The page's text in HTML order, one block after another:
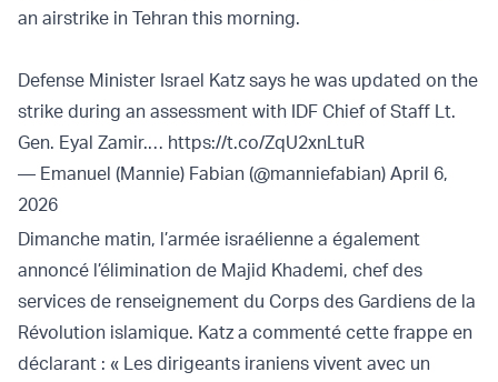
an airstrike in Tehran this morning.
Defense Minister Israel Katz says he was updated on the
strike during an assessment with IDF Chief of Staff Lt.
Gen. Eyal Zamir.… https://t.co/ZqU2xnLtuR
— Emanuel (Mannie) Fabian (@manniefabian) April 6,
2026
Dimanche matin, l’armée israélienne a également
annoncé l’élimination de Majid Khademi, chef des
services de renseignement du Corps des Gardiens de la
Révolution islamique. Katz a commenté cette frappe en
déclarant : « Les dirigeants iraniens vivent avec un